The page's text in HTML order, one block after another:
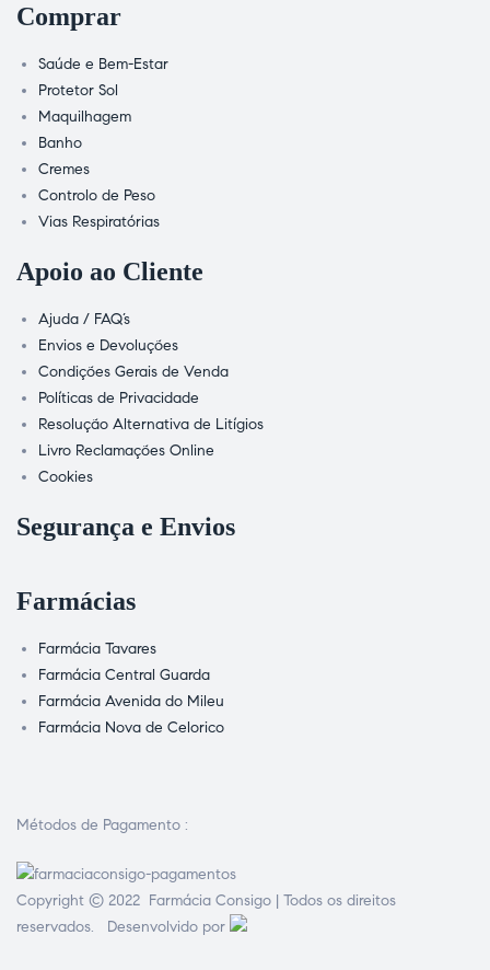
Comprar
Saúde e Bem-Estar
Protetor Sol
Maquilhagem
Banho
Cremes
Controlo de Peso
Vias Respiratórias
Apoio ao Cliente
Ajuda / FAQ’s
Envios e Devoluções
Condições Gerais de Venda
Políticas de Privacidade
Resolução Alternativa de Litígios
Livro Reclamações Online
Cookies
Segurança e Envios
Farmácias
Farmácia Tavares
Farmácia Central Guarda
Farmácia Avenida do Mileu
Farmácia Nova de Celorico
Métodos de Pagamento :
Copyright © 2022 Farmácia Consigo | Todos os direitos
reservados. Desenvolvido por